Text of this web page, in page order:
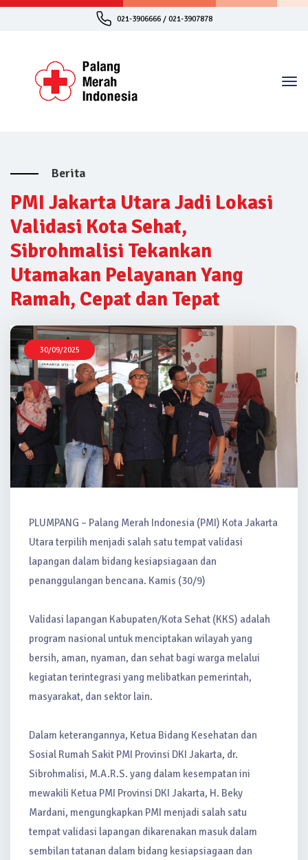
021-3906666 / 021-3907878
Berita
PMI Jakarta Utara Jadi Lokasi
Validasi Kota Sehat,
Sibrohmalisi Tekankan
Utamakan Pelayanan Yang
Ramah, Cepat dan Tepat
30/09/2025
PLUMPANG – Palang Merah Indonesia (PMI) Kota Jakarta
Utara terpilih menjadi salah satu tempat validasi
lapangan dalam bidang kesiapsiagaan dan
penanggulangan bencana. Kamis (30/9)
Validasi lapangan Kabupaten/Kota Sehat (KKS) adalah
program nasional untuk menciptakan wilayah yang
bersih, aman, nyaman, dan sehat bagi warga melalui
kegiatan terintegrasi yang melibatkan pemerintah,
masyarakat, dan sektor lain.
Dalam keterangannya, Ketua Bidang Kesehatan dan
Sosial Rumah Sakit PMI Provinsi DKI Jakarta, dr.
Sibrohmalisi, M.A.R.S. yang dalam kesempatan ini
mewakili Ketua PMI Provinsi DKI Jakarta, H. Beky
Mardani, mengungkapkan PMI menjadi salah satu
tempat validasi lapangan dikarenakan masuk dalam
sembilan tatanan dalam bidang kesiapsiagaan dan